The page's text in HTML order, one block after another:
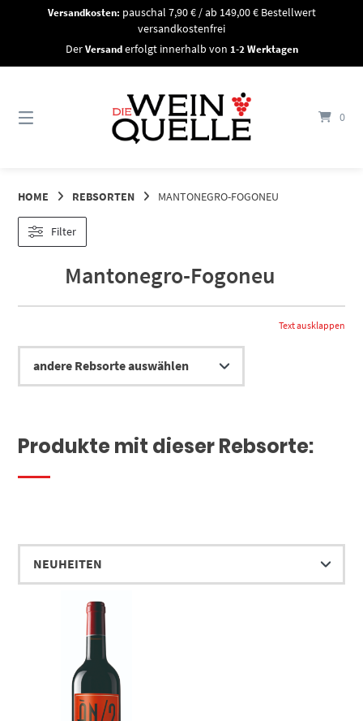
Versandkosten: pauschal 7,90 € / ab 149,00 € Bestellwert
versandkostenfrei
DerVersanderfolgt innerhalb von 1-2 Werktagen
0
HOME REBSORTEN MANTONEGRO-FOGONEU
Mantonegro-Fogoneu
Text ausklappen
Produkte mit dieser Rebsorte:
Filter